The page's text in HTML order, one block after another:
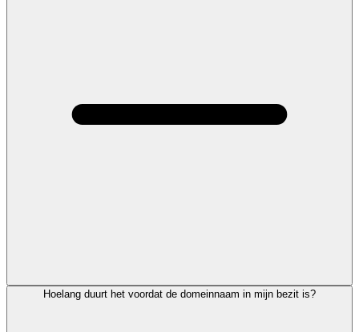
Hoelang duurt het voordat de domeinnaam in mijn bezit is?